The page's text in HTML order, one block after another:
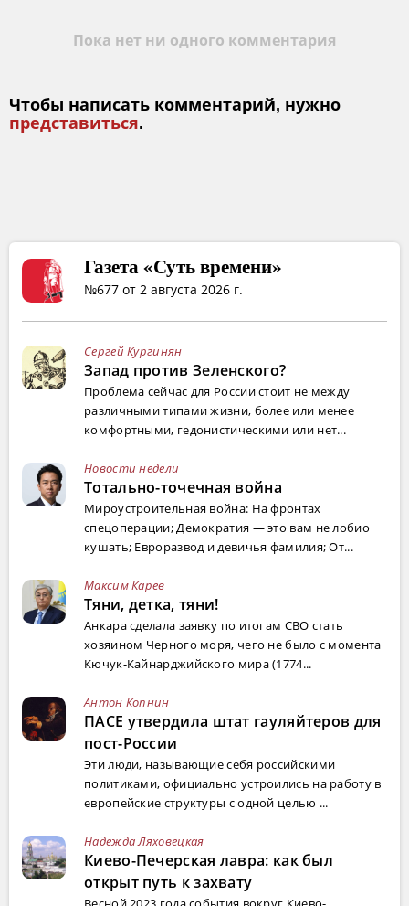
Пока нет ни одного комментария
Чтобы написать комментарий, нужно
представиться.
Газета «Суть времени»
№677 от 2 августа 2026 г.
Сергей Кургинян
Запад против Зеленского?
Проблема сейчас для России стоит не между
различными типами жизни, более или менее
комфортными, гедонистическими или нет...
Новости недели
Тотально-точечная война
Мироустроительная война: На фронтах
спецоперации; Демократия — это вам не лобио
кушать; Евроразвод и девичья фамилия; От...
Максим Карев
Тяни, детка, тяни!
Анкара сделала заявку по итогам СВО стать
хозяином Черного моря, чего не было с момента
Кючук-Кайнарджийского мира (1774...
Антон Копнин
ПАСЕ утвердила штат гауляйтеров для
пост-России
Эти люди, называющие себя российскими
политиками, официально устроились на работу в
европейские структуры с одной целью ...
Надежда Ляховецкая
Киево-Печерская лавра: как был
открыт путь к захвату